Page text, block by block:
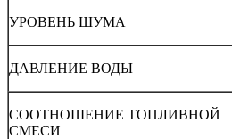
УРОВЕНЬ ШУМА
ДАВЛЕНИЕ ВОДЫ
СООТНОШЕНИЕ ТОПЛИВНОЙ
СМЕСИ